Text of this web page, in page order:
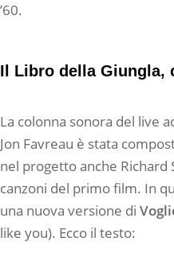
’60.
Il Libro della Giungla,
La colonna sonora del live
Jon Favreau è stata
nel progetto anche Richard
canzoni del primo film. In
una nuova versione di
like you). Ecco il testo: